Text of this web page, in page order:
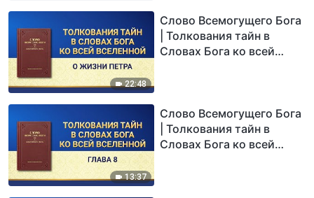
22:48
Слово Всемогущего Бога
| Толкования тайн в
Словах Бога ко всей
13:37
Слово Всемогущего Бога
| Толкования тайн в
Словах Бога ко всей